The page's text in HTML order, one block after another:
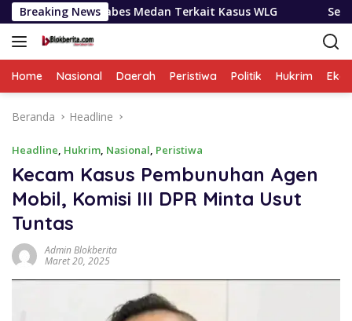
Langsung
ke
konten
Breaking News
Medan Terkait Kasus WLG Selama Sepekan
Home Nasional Daerah Peristiwa Politik Hukrim
Beranda Headline
Headline, Hukrim, Nasional, Peristiwa
Kecam Kasus Pembunuhan Agen
Mobil, Komisi III DPR Minta Usut
Tuntas
Admin Blokberita
Maret 20, 2025